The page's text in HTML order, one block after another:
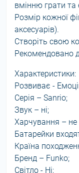
вмінню грати та
Розмір кожної
аксесуарів).
Створіть свою
Рекомендовано
Характеристики:
Розвиває -
Серія – Sanrio;
Звук – ні;
Харчування – не
Батарейки
Країна
Бренд – Funko;
Світло - Ні;